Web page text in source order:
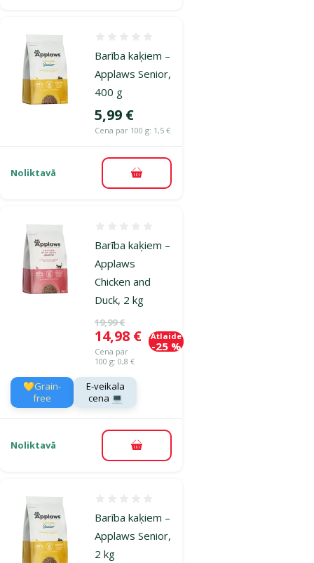
Barība kaķiem –
Applaws Senior,
400 g
Cena
5,99 €
Cena par 100 g: 1,5 €
Noliktavā Pievienot grozam
Barība kaķiem –
Applaws
Chicken and
Duck, 2 kg
Oriģinālā cena
19,99 €
Cena
14,98 €
Cena par
100 g: 0,8 €
Atlaide
-25 %
💛Grain-
free
E-veikala
cena 💻
Noliktavā Pievienot grozam
Barība kaķiem –
Applaws Senior,
2 kg